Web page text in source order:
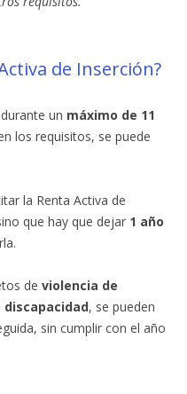
de Inserción?
un máximo de 11
los requisitos, se puede
la Renta Activa de
que hay que dejar 1 año
de violencia de
, se pueden
sin cumplir con el año